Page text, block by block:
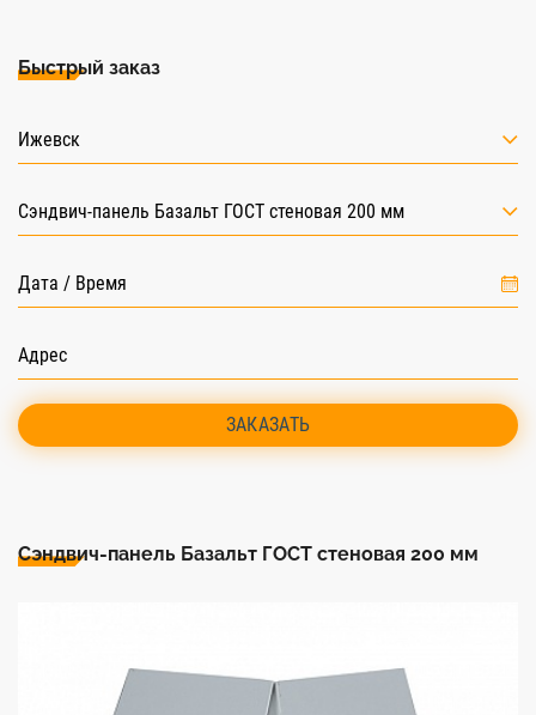
Быстрый заказ
Ижевск
Сэндвич-панель Базальт ГОСТ стеновая 200 мм
ЗАКАЗАТЬ
Сэндвич-панель Базальт ГОСТ стеновая 200 мм